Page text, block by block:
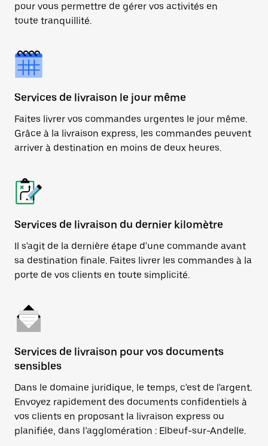
pour vous permettre de gérer vos activités en
toute tranquillité.
Services de livraison le jour même
Faites livrer vos commandes urgentes le jour même.
Grâce à la livraison express, les commandes peuvent
arriver à destination en moins de deux heures.
Services de livraison du dernier kilomètre
Il s'agit de la dernière étape d'une commande avant
sa destination finale. Faites livrer les commandes à la
porte de vos clients en toute simplicité.
Services de livraison pour vos documents
sensibles
Dans le domaine juridique, le temps, c'est de l'argent.
Envoyez rapidement des documents confidentiels à
vos clients en proposant la livraison express ou
planifiée, dans l’agglomération : Elbeuf-sur-Andelle.